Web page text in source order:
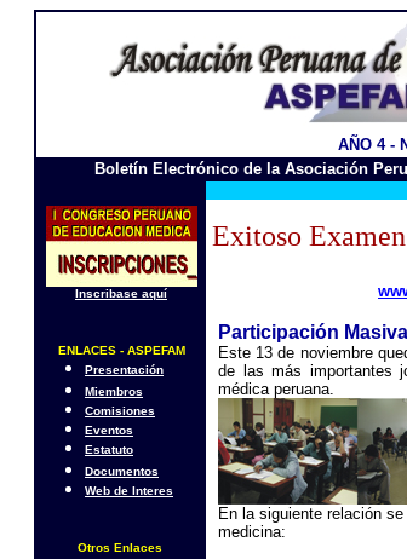
AÑO 4 -
Boletín Electrónico de la Asociación
Inscribase aquí
ENLACES - ASPEFAM
Presentación
Miembros
Comisiones
Eventos
Estatuto
Documentos
Web de Interes
Otros Enlaces
Exitoso
Participación
Este 13 de noviembre
de las más importantes
médica peruana.
En la siguiente relación
medicina: